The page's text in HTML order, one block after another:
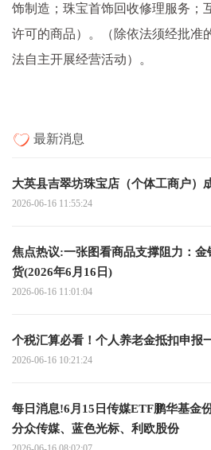
饰制造；珠宝首饰回收修理服务；
许可的商品）。（除依法须经批准
法自主开展经营活动）。
最新消息
大英县吉翠坊珠宝店（个体工商户）
2026-06-16 11:55:24
焦点热议:一张图看商品支撑阻力：金
货(2026年6月16日)
2026-06-16 11:01:04
个税汇算必看！个人养老金抵扣申报
2026-06-16 10:21:24
每日消息!6月15日传媒ETF鹏华基金
分众传媒、蓝色光标、利欧股份